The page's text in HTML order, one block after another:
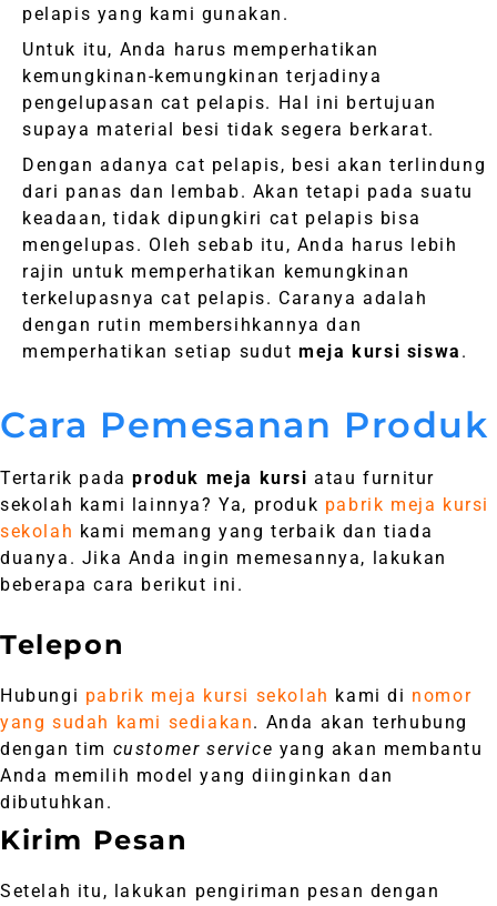
pelapis yang kami gunakan.
Untuk itu, Anda harus memperhatikan
kemungkinan-kemungkinan terjadinya
pengelupasan cat pelapis. Hal ini bertujuan
supaya material besi tidak segera berkarat.
Dengan adanya cat pelapis, besi akan terlindung
dari panas dan lembab. Akan tetapi pada suatu
keadaan, tidak dipungkiri cat pelapis bisa
mengelupas. Oleh sebab itu, Anda harus lebih
rajin untuk memperhatikan kemungkinan
terkelupasnya cat pelapis. Caranya adalah
dengan rutin membersihkannya dan
memperhatikan setiap sudutmeja kursi siswa .
Cara Pemesanan Produk
Tertarik padaproduk meja kursi atau furnitur
sekolah kami lainnya? Ya, produk pabrik meja kursi
sekolah kami memang yang terbaik dan tiada
duanya. Jika Anda ingin memesannya, lakukan
beberapa cara berikut ini.
Telepon
Hubungi pabrik meja kursi sekolah kami di nomor
yang sudah kami sediakan. Anda akan terhubung
dengan tim customer service yang akan membantu
Anda memilih model yang diinginkan dan
dibutuhkan.
Kirim Pesan
Setelah itu, lakukan pengiriman pesan dengan